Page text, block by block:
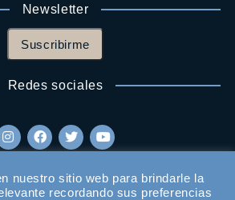
Newsletter
Suscribirme
Redes sociales
nuestro sitio web para brindarle la
recordando sus preferencias